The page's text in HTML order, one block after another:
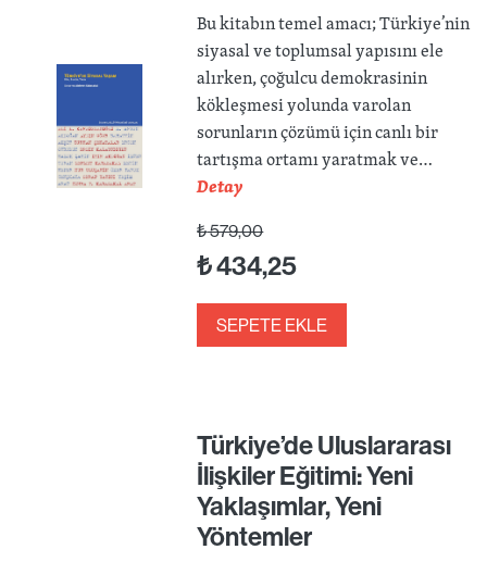
Bu kitabın temel amacı; Türkiye’nin
siyasal ve toplumsal yapısını ele
alırken, çoğulcu demokrasinin
kökleşmesi yolunda varolan
sorunların çözümü için canlı bir
tartışma ortamı yaratmak ve…
Detay
₺579,00
₺434,25
SEPETE EKLE
Türkiye’de Uluslararası
İlişkiler Eğitimi: Yeni
Yaklaşımlar, Yeni
Yöntemler